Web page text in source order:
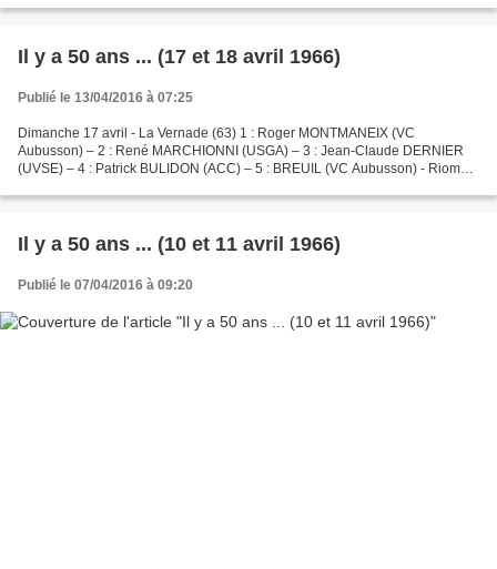
Il y a 50 ans ... (17 et 18 avril 1966)
Publié le 13/04/2016 à 07:25
Dimanche 17 avril - La Vernade (63) 1 : Roger MONTMANEIX (VC
Aubusson) – 2 : René MARCHIONNI (USGA) – 3 : Jean-Claude DERNIER
(UVSE) – 4 : Patrick BULIDON (ACC) – 5 : BREUIL (VC Aubusson) - Riom
Il y a 50 ans ... (10 et 11 avril 1966)
Publié le 07/04/2016 à 09:20